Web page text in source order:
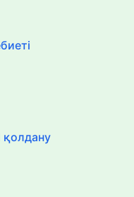
қолдану